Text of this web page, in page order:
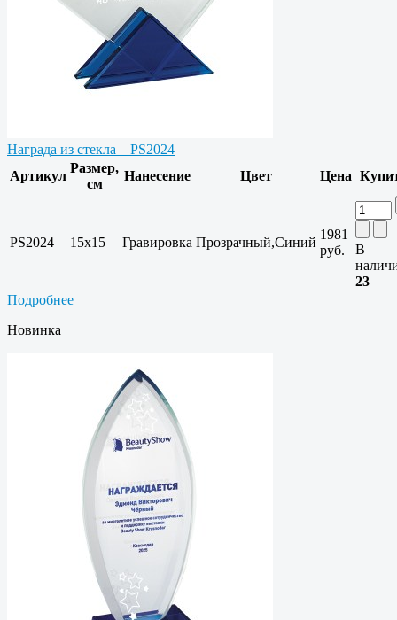
Награда из стекла – PS2024
Артикул
Размер,
см
Нанесение Цвет Цена
PS2024 15х15 Гравировка Прозрачный,Синий
1981
руб.
В
23
Подробнее
Новинка